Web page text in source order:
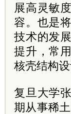
展高灵敏
容。也是
技术的发
提升，常
核壳结构设
复旦大学
期从事稀